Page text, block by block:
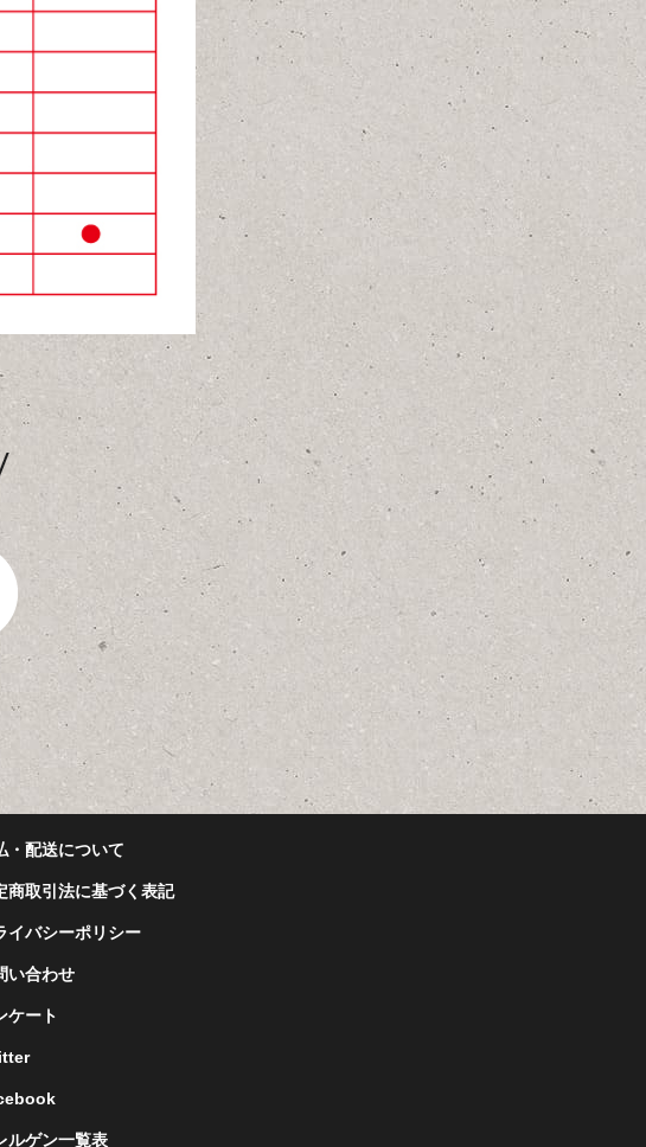
・配送について
商取引法に基づく表記
イバシーポリシー
い合わせ
ケート
ルゲン一覧表